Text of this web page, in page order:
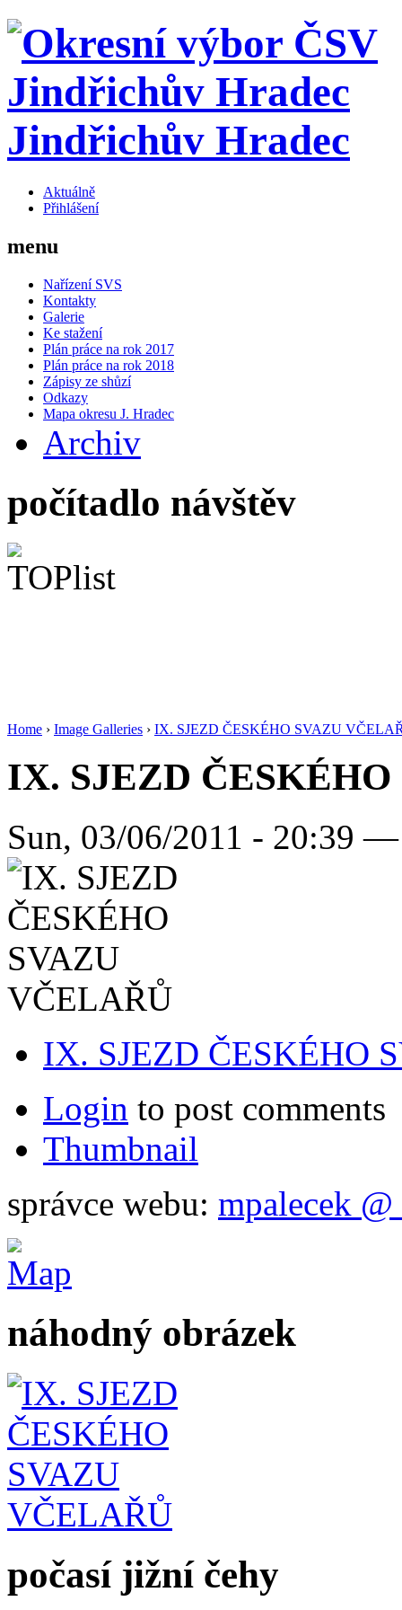
Jindřichův Hradec
Aktuálně
Přihlášení
menu
Nařízení SVS
Kontakty
Galerie
Ke stažení
Plán práce na rok 2017
Plán práce na rok 2018
Zápisy ze shůzí
Odkazy
Mapa okresu J. Hradec
Archiv
počítadlo návštěv
Home › Image Galleries › IX. SJEZD ČESKÉHO SVAZU
IX. SJEZD
Sun, 03/06/2011 - 20:39
IX. SJEZD ČESKÉHO
Login to post comments
Thumbnail
správce webu: mpalecek @
náhodný obrázek
počasí jižní čehy